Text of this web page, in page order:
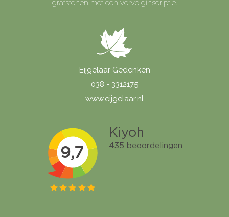
grafstenen met een vervolginscriptie.
Eijgelaar Gedenken
038 - 3312175
www.eijgelaar.nl